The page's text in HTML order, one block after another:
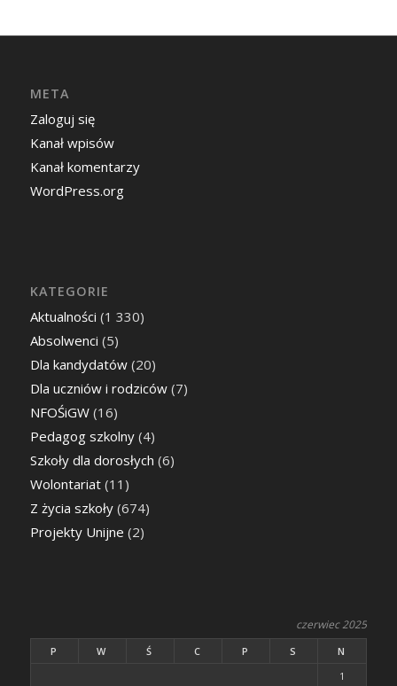
META
Zaloguj się
Kanał wpisów
Kanał komentarzy
WordPress.org
KATEGORIE
Aktualności (1 330)
Absolwenci (5)
Dla kandydatów(20)
Dla uczniów i rodziców(7)
NFOŚiGW(16)
Pedagog szkolny(4)
Szkoły dla dorosłych (6)
Wolontariat(11)
Z życia szkoły(674)
Projekty Unijne (2)
czerwiec 2025
P W Ś C P S
N
1